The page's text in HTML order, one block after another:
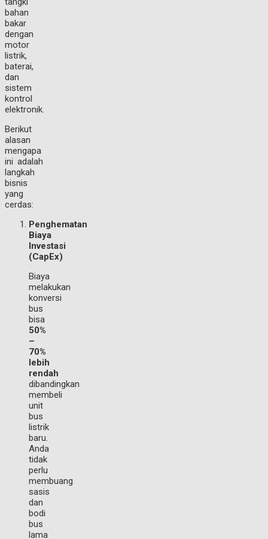
bahan
bakar
dengan
motor
listrik,
baterai,
dan
sistem
kontrol
elektronik.
Berikut
alasan
mengapa
ini adalah
langkah
bisnis
yang
cerdas:
Penghematan
Biaya
Investasi
(CapEx)
Biaya
melakukan
konversi
bus
bisa
50%
–
70%
lebih
rendah
dibandingkan
membeli
unit
bus
listrik
baru.
Anda
tidak
perlu
membuang
sasis
dan
bodi
bus
lama